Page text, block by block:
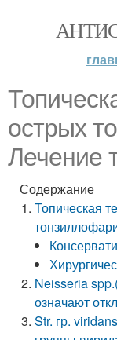
острых
Лечение
Содержание
Топическая
Neisseria
означают
Str. гр.